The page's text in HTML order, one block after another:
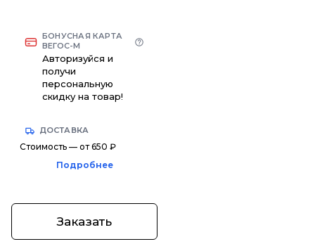
БОНУСНАЯ КАРТА
ВЕГОС-М
Авторизуйся и
получи
персональную
скидку на товар!
ДОСТАВКА
Стоимость — от 650 ₽
Подробнее
Заказать